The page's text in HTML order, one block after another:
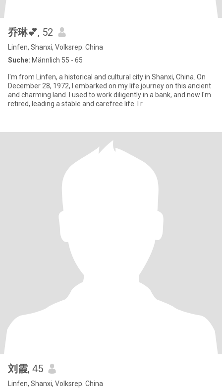
乔琳💕, 52
Linfen, Shanxi, Volksrep. China
Suche: Männlich 55 - 65
I'm from Linfen, a historical and cultural city in Shanxi, China. On
December 28, 1972, I embarked on my life journey on this ancient
and charming land. I used to work diligently in a bank, and now I'm
retired, leading a stable and carefree life. I r
刘霞, 45
Linfen, Shanxi, Volksrep. China